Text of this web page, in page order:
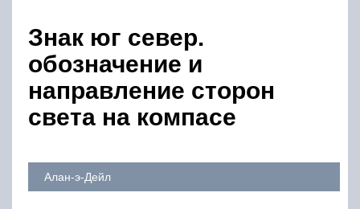
Знак юг север.
обозначение и
направление сторон
света на компасе
Алан-э-Дейл